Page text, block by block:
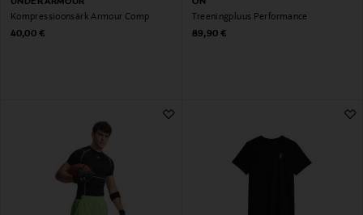
Kompressioonsärk Armour Comp
Original Price
40,00 €
Treeningpluus Performance
Original Price
89,90 €